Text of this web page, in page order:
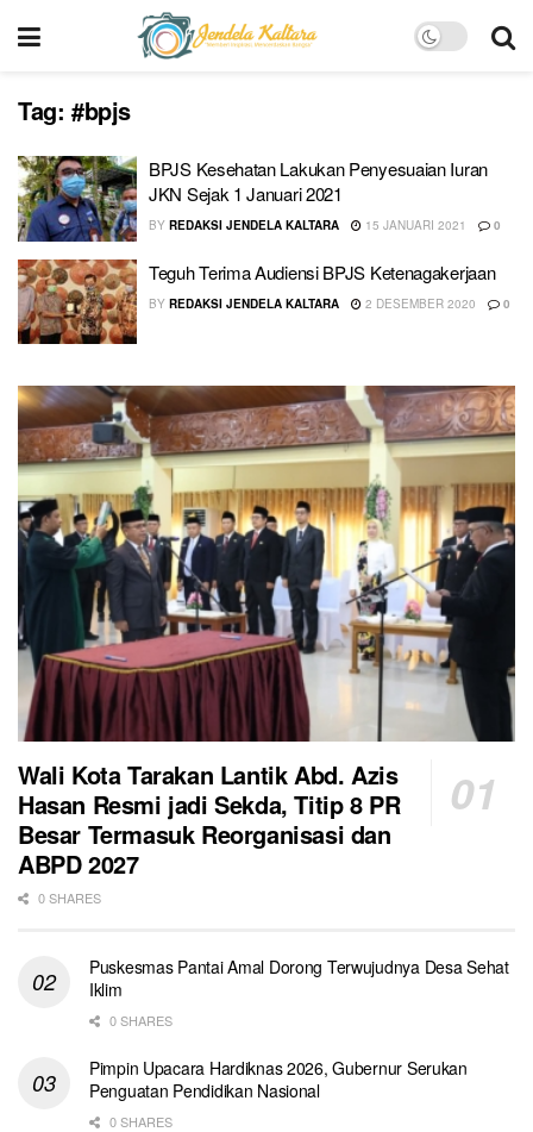
Tag: #bpjs
BPJS Kesehatan Lakukan Penyesuaian Iuran
JKN Sejak 1 Januari 2021
BY REDAKSI JENDELA KALTARA 15 JANUARI 2021 0
Teguh Terima Audiensi BPJS Ketenagakerjaan
BY REDAKSI JENDELA KALTARA 2 DESEMBER 2020 0
Wali Kota Tarakan Lantik Abd. Azis
Hasan Resmi jadi Sekda, Titip 8 PR
Besar Termasuk Reorganisasi dan
ABPD 2027
0 SHARES
Puskesmas Pantai Amal Dorong Terwujudnya Desa Sehat
Iklim
0 SHARES
Pimpin Upacara Hardiknas 2026, Gubernur Serukan
Penguatan Pendidikan Nasional
0 SHARES